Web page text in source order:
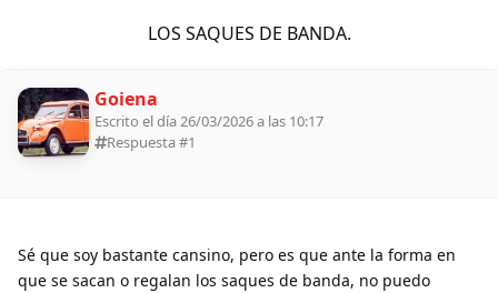
LOS SAQUES DE BANDA.
Goiena
Escrito el día 26/03/2026 a las 10:17
Respuesta #1
Sé que soy bastante cansino, pero es que ante la forma en
que se sacan o regalan los saques de banda, no puedo